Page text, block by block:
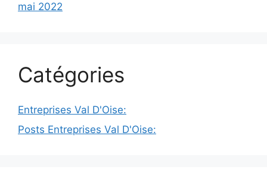
mai 2022
Catégories
Entreprises Val D'Oise:
Posts Entreprises Val D'Oise: